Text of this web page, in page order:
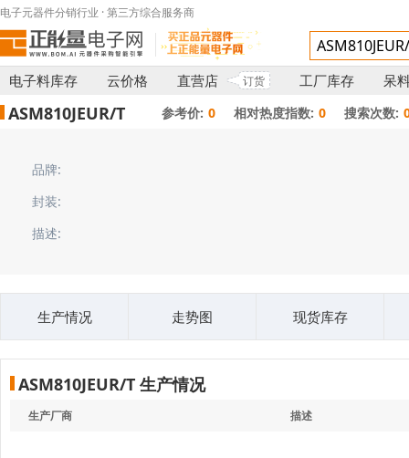
电子元器件分销行业 · 第三方综合服务商
电子料库存 云价格 直营店 订货 工厂库存 呆
ASM810JEUR/T 参考价: 0 相对热度指数: 0 搜索次数:
品牌:
封装:
描述:
生产情况 走势图 现货库存
ASM810JEUR/T 生产情况
生产厂商 描述